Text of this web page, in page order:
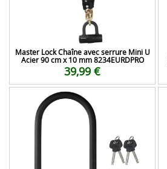
Master Lock Chaîne avec serrure Mini U
Acier 90 cm x 10 mm 8234EURDPRO
39,99 €